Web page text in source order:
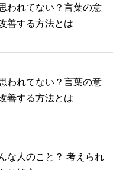
われてない？言葉の意
善する方法とは
われてない？言葉の意
善する方法とは
な人のこと？ 考えられ